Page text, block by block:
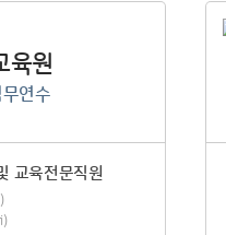
육원
연수
교육전문직원